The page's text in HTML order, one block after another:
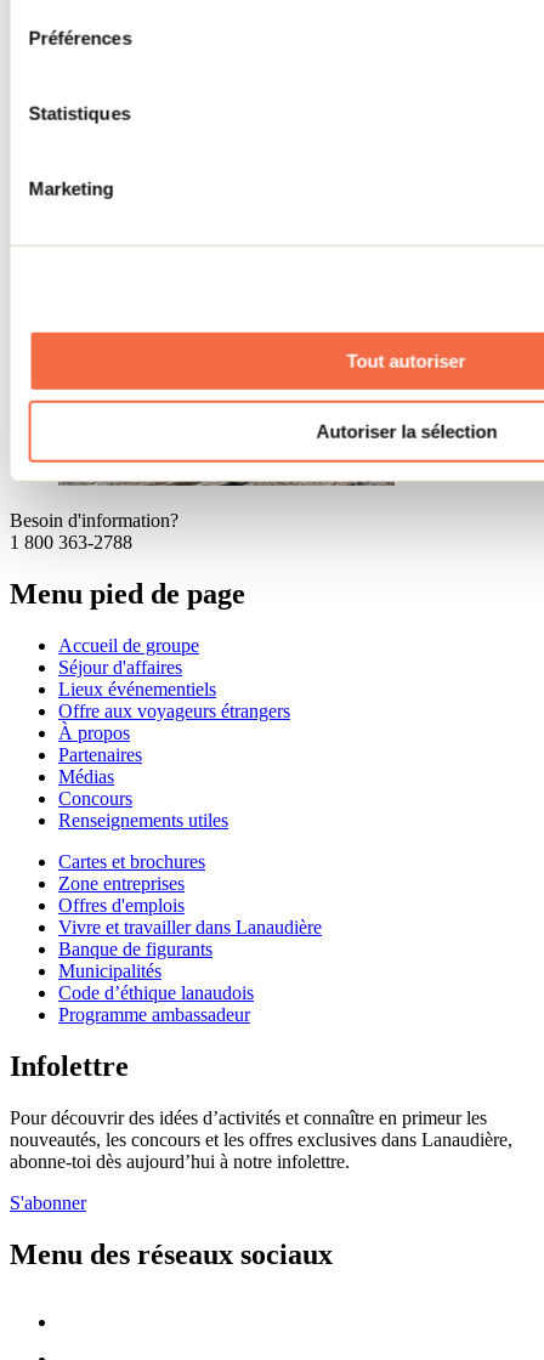
Préférences
Statistiques
Marketing
Tout autoriser
Autoriser la sélection
Matawinie
Saint-Michel-des-Saints
Besoin d'information?
1 800 363-2788
Menu pied de page
Accueil de groupe
Séjour d'affaires
Lieux événementiels
Offre aux voyageurs étrangers
À propos
Partenaires
Médias
Concours
Renseignements utiles
Cartes et brochures
Zone entreprises
Offres d'emplois
Vivre et travailler dans Lanaudière
Banque de figurants
Municipalités
Code d’éthique lanaudois
Programme ambassadeur
Infolettre
Pour découvrir des idées d’activités et connaître en primeur les
nouveautés, les concours et les offres exclusives dans Lanaudière,
abonne-toi dès aujourd’hui à notre infolettre.
S'abonner
Menu des réseaux sociaux